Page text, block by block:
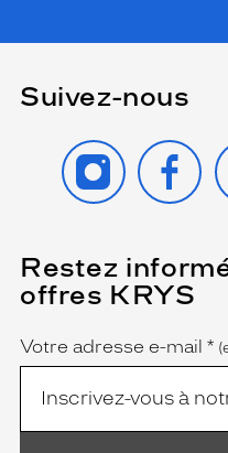
Suivez-nous
INSTAGRAM
Restez
offres KRYS
Name
Votre adresse e-mail *
(Ce
champ
est
obligatoire)